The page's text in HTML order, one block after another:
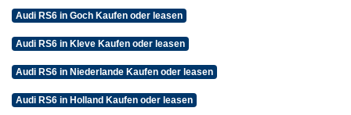
Audi RS6 in Goch Kaufen oder leasen
Audi RS6 in Kleve Kaufen oder leasen
Audi RS6 in Niederlande Kaufen oder leasen
Audi RS6 in Holland Kaufen oder leasen